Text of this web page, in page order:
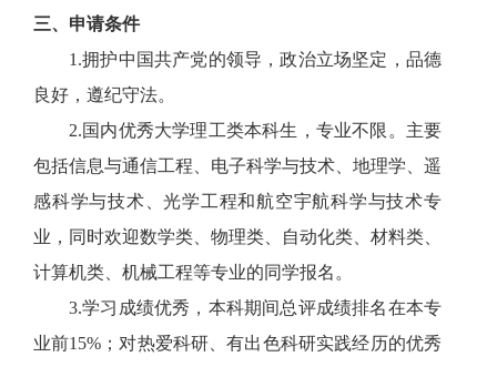
三、申请条件
1.拥护中国共产党的领导，政治立场坚定，品德
良好，遵纪守法。
2.国内优秀大学理工类本科生，专业不限。主要
包括信息与通信工程、电子科学与技术、地理学、遥
感科学与技术、光学工程和航空宇航科学与技术专
业，同时欢迎数学类、物理类、自动化类、材料类、
计算机类、机械工程等专业的同学报名。
3.学习成绩优秀，本科期间总评成绩排名在本专
业前15%；对热爱科研、有出色科研实践经历的优秀